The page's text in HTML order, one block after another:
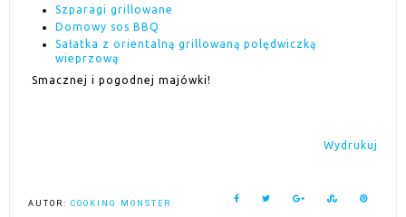
Szparagi grillowane
Domowy sos BBQ
Sałatka z orientalną grillowaną polędwiczką
wieprzową
Smacznej i pogodnej majówki!
Wydrukuj
AUTOR: COOKING MONSTER